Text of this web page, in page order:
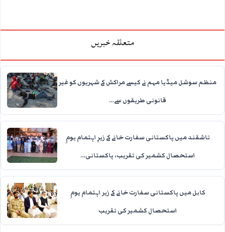
متعلقہ خبریں
منظم سوشل میڈیا مہم نے کیسے مراکش کے شہریوں کو غیر
قانونی طریقوں سے…
تاشقند میں پاکستانی سفارت خانے کے زیرِ اہتمام یومِ
استحصال کشمیر کی تقریب، پاکستانی…
کابل میں پاکستانی سفارت خانے کے زیر اہتمام یومِ
استحصال کشمیر کی تقریب